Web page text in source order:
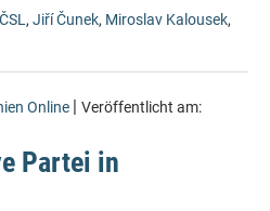
, Jiří Čunek, Miroslav Kalousek,
Online | Veröffentlicht am:
Partei in